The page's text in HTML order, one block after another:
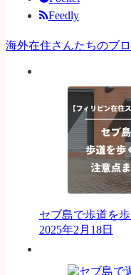
Feedly
海外在住さんたちのブ
セブ島で歩道を
2025年2月18日